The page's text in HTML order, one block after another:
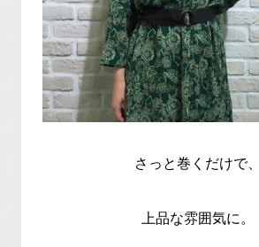
さっと巻くだけで、
上品な雰囲気に。